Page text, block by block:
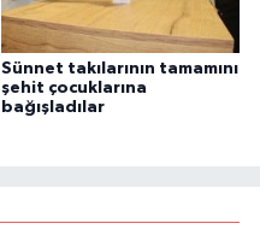
Sünnet takılarının tamamını
şehit çocuklarına
bağışladılar